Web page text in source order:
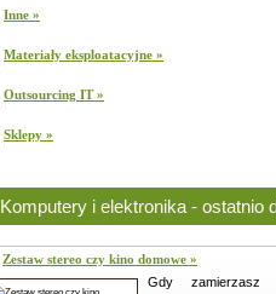
Inne »
Materiały eksploatacyjne »
Outsourcing IT »
Sklepy »
Komputery i elektronika - ostatnio
Zestaw stereo czy kino domowe »
Gdy zamierzasz